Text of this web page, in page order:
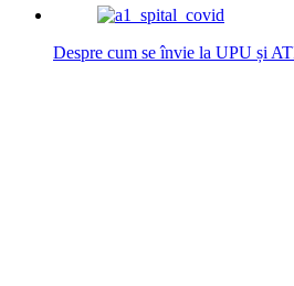
Despre cum se învie la UPU și